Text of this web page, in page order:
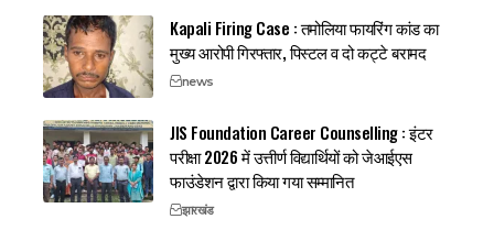
Kapali Firing Case : तमोलिया फायरिंग कांड का
मुख्य आरोपी गिरफ्तार, पिस्टल व दो कट्टे बरामद
news
JIS Foundation Career Counselling : इंटर
परीक्षा 2026 में उत्तीर्ण विद्यार्थियों को जेआईएस
फाउंडेशन द्वारा किया गया सम्मानित
झारखंड